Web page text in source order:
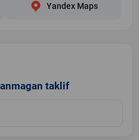
Yandex Maps
taklif